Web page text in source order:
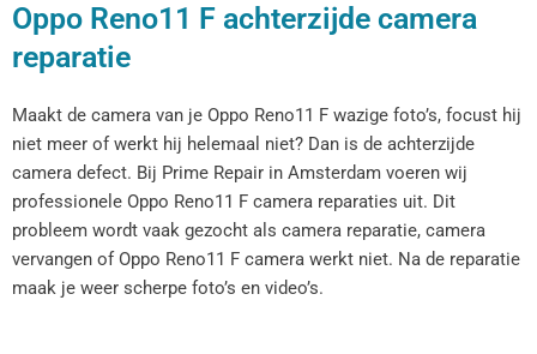
Oppo Reno11 F achterzijde camera
reparatie
Maakt de camera van je Oppo Reno11 F wazige foto’s, focust hij
niet meer of werkt hij helemaal niet? Dan is de achterzijde
camera defect. Bij Prime Repair in Amsterdam voeren wij
professionele Oppo Reno11 F camera reparaties uit. Dit
probleem wordt vaak gezocht als camera reparatie, camera
vervangen of Oppo Reno11 F camera werkt niet. Na de reparatie
maak je weer scherpe foto’s en video’s.